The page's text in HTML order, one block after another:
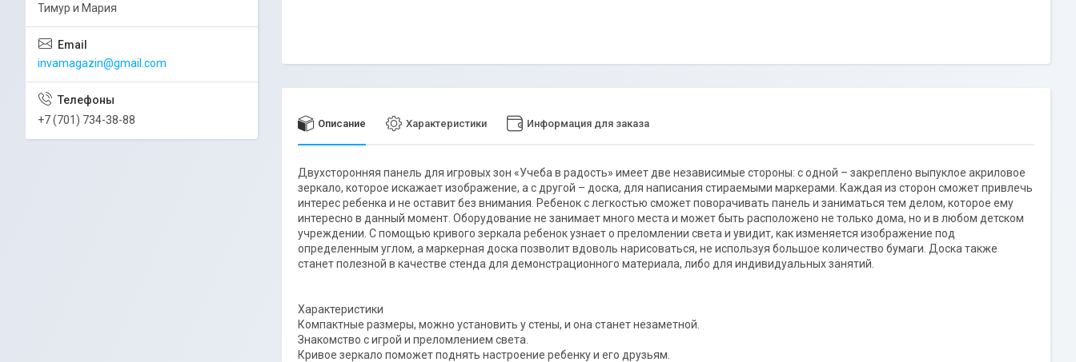
Описание Характеристики Информация для заказа
Двухсторонняя панель для игровых зон «Учеба в радость» имеет две независимые стороны: с одной – закреплено выпуклое акриловое
зеркало, которое искажает изображение, а с другой – доска, для написания стираемыми маркерами. Каждая из сторон сможет привлечь
интерес ребенка и не оставит без внимания. Ребенок с легкостью сможет поворачивать панель и заниматься тем делом, которое ему
интересно в данный момент. Оборудование не занимает много места и может быть расположено не только дома, но и в любом детском
учреждении. С помощью кривого зеркала ребенок узнает о преломлении света и увидит, как изменяется изображение под
определенным углом, а маркерная доска позволит вдоволь нарисоваться, не используя большое количество бумаги. Доска также
станет полезной в качестве стенда для демонстрационного материала, либо для индивидуальных занятий.
Характеристики
Компактные размеры, можно установить у стены, и она станет незаметной.
Знакомство с игрой и преломлением света.
Кривое зеркало поможет поднять настроение ребенку и его друзьям.
Тимур и Мария
invamagazin@gmail.com
+7 (701) 734-38-88